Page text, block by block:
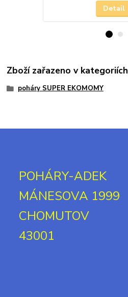
Detail
Zboží zařazeno v kategoriích
poháry SUPER EKOMOMY
POHÁRY-ADEK
MÁNESOVA 1999
CHOMUTOV
43001